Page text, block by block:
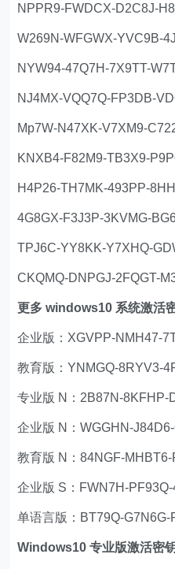
NPPR9-FWDCX-D2C8J-
W269N-WFGWX-YVC9B-
NYW94-47Q7H-7X9TT-
NJ4MX-VQQ7Q-FP3DB-
Mp7W-N47XK-V7XM9-
KNXB4-F82M9-TB3X9-
H4P26-TH7MK-493PP-
4G8GX-F3J3P-3KVMG-
TPJ6C-YY8KK-Y7XHQ-
CKQMQ-DNPGJ-2FQGT-
更多 windows10 系统激活
企业版：XGVPP-NMH47-
教育版：YNMGQ-8RYV3-
专业版 N：2B87N-8KFHP-
企业版 N：WGGHN-
教育版 N：84NGF-
企业版 S：FWN7H-
单语言版：BT79Q-
Windows10 专业版激活密